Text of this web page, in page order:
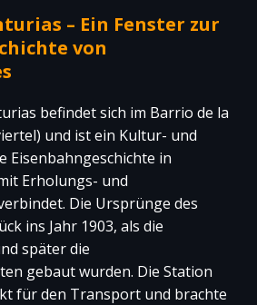
– Ein Fenster zur
von
befindet sich im Barrio de la
und ist ein Kultur- und
Eisenbahngeschichte in
Erholungs- und
Die Ursprünge des
ins Jahr 1903, als die
später die
gebaut wurden. Die Station
für den Transport und brachte